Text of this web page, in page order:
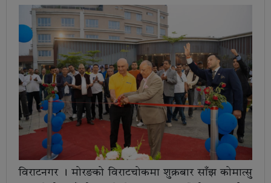
विराटनगर । मोरङको विराटचोकमा शुक्रबार साँझ कोमात्सु